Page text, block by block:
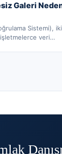
Galeri
Sistemi),
veri…